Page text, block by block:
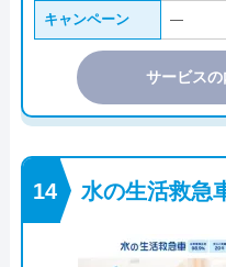
キャンペーン ―
サービス
水の生活救急